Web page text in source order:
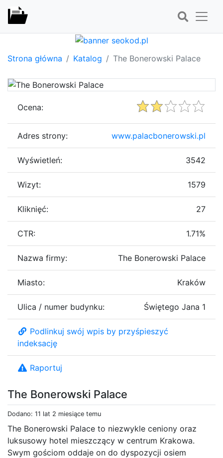
Strona główna Katalog The Bonerowski Palace
The Bonerowski Palace
Dodano: 11 lat 2 miesiące temu
The Bonerowski Palace to niezwykle ceniony oraz
luksusowy hotel mieszczący w centrum Krakowa.
Swym gościom oddaje on do dyspozycji osiem
Ocena:
Adres strony: www.palacbonerowski.pl
Wyświetleń: 3542
Wizyt: 1579
Kliknięć: 27
CTR: 1.71%
Nazwa firmy: The Bonerowski Palace
Miasto: Kraków
Ulica / numer budynku: Świętego Jana 1
Podlinkuj swój wpis by przyśpieszyć
indeksację
Raportuj